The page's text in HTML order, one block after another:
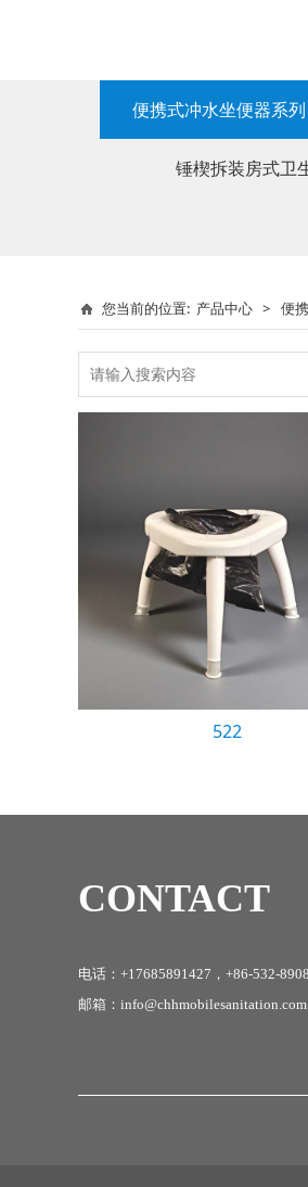
便携式冲水坐便器系列
锤楔拆装房式卫
您当前的位置: 产品中心 > 便
522
CONTACT
电话：+17685891427，+86-532-
邮箱：